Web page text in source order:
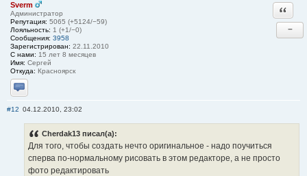
Sverm
Администратор
Репутация: 5065 (+5124/−59)
Лояльность: 1 (+1/−0)
Сообщения: 3958
Зарегистрирован: 22.11.2010
С нами: 15 лет 8 месяцев
Имя: Сергей
Откуда: Красноярск
Отправить личное сообщение
−
#12 04.12.2010, 23:02
Cherdak13 писал(а):
Для того, чтобы создать нечто оригинальное - надо поучиться
сперва по-нормальному рисовать в этом редакторе, а не просто
фото редактировать